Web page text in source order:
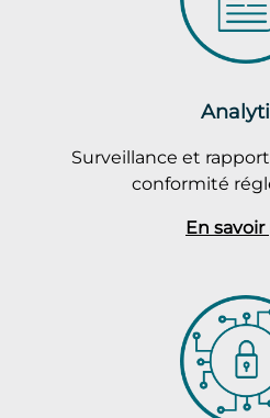
Surveillance et
conformité
En